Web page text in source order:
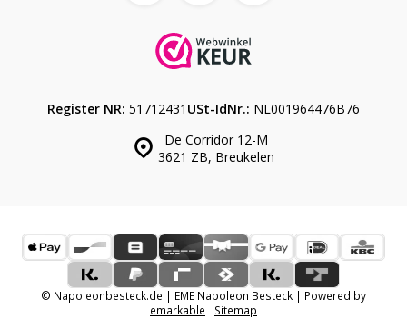
De Corridor 12-M
3621 ZB, Breukelen
Register NR: 51712431 USt-IdNr.: NL001964476B76
© Napoleonbesteck.de | EME Napoleon Besteck | Powered by
emarkable
Sitemap